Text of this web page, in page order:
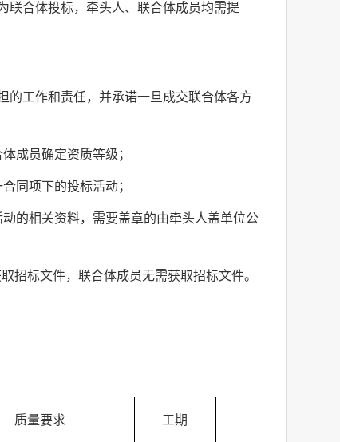
联合体投标，牵头人、联合体成员均需提
的工作和责任，并承诺一旦成交联合体各方
成员确定资质等级；
同项下的投标活动；
的相关资料，需要盖章的由牵头人盖单位公
招标文件，联合体成员无需获取招标文件。
质量要求 工期